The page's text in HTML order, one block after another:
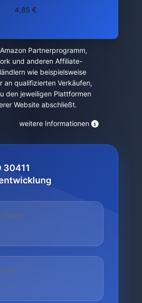
4,85 €
Partnerprogramm,
und anderen Affiliate-
wie beispielsweise
an qualifizierten Verkäufen,
den jeweiligen Plattformen
Website abschließt.
weitere Informationen
30411
PREIS